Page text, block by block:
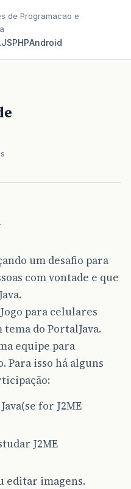
de Programacao e
JSPHPAndroid
um desafio para
com vontade e que
para celulares
tema do PortalJava.
equipe para
Para isso há alguns
for J2ME
J2ME
editar imagens.